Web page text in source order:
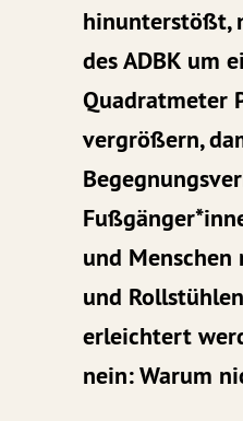
hinunterstößt,
des ADBK um
Quadratmeter
vergrößern,
und
und
erleichtert
nein: Warum